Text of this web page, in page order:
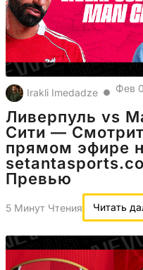
Irakli Imedadze ● Фев
Ливерпуль vs
Сити —
прямом эфире
Превью
5 Минут Чтения Читать